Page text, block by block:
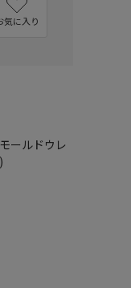
気に入り
ールドウレ